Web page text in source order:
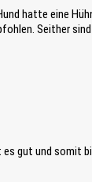
hatte eine
Seither
gut und somit